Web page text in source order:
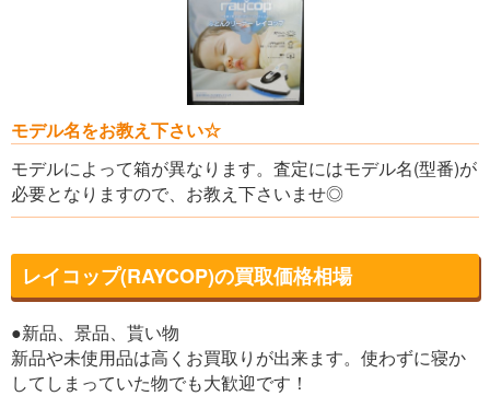
モデル名をお教え下さい☆
モデルによって箱が異なります。査定にはモデル名(型番)が
必要となりますので、お教え下さいませ◎
レイコップ(RAYCOP)の買取価格相場
●新品、景品、貰い物
新品や未使用品は高くお買取りが出来ます。使わずに寝か
してしまっていた物でも大歓迎です！